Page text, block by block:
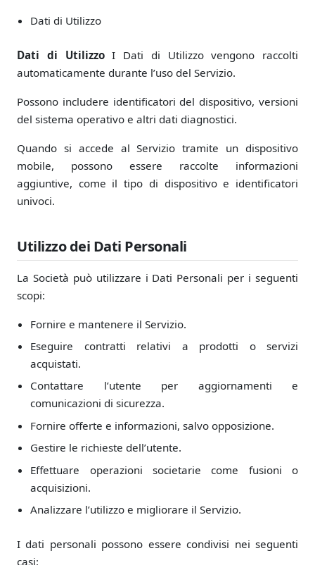
Dati di Utilizzo
Dati di UtilizzoI Dati di Utilizzo vengono raccolti
automaticamente durante l’uso del Servizio.
Possono includere identificatori del dispositivo, versioni
del sistema operativo e altri dati diagnostici.
Quando si accede al Servizio tramite un dispositivo
mobile, possono essere raccolte informazioni
aggiuntive, come il tipo di dispositivo e identificatori
univoci.
Utilizzo dei Dati Personali
La Società può utilizzare i Dati Personali per i seguenti
scopi:
Fornire e mantenere il Servizio.
Eseguire contratti relativi a prodotti o servizi
acquistati.
Contattare l’utente per aggiornamenti e
comunicazioni di sicurezza.
Fornire offerte e informazioni, salvo opposizione.
Gestire le richieste dell’utente.
Effettuare operazioni societarie come fusioni o
acquisizioni.
Analizzare l’utilizzo e migliorare il Servizio.
I dati personali possono essere condivisi nei seguenti
casi: